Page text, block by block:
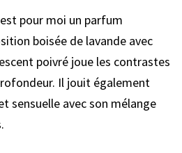
est pour moi un parfum
boisée de lavande avec
poivré joue les contrastes
Il jouit également
sensuelle avec son mélange